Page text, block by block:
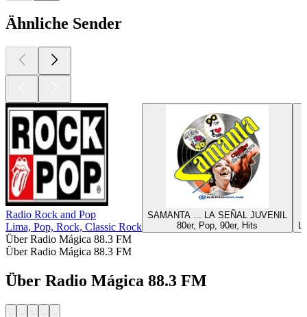
Ähnliche Sender
Radio Rock and Pop
Lima, Pop, Rock, Classic Rock
SAMANTA ... LA SEÑAL JUVENIL
80er, Pop, 90er, Hits
Über Radio Mágica 88.3 FM
Über Radio Mágica 88.3 FM
Über Radio Mágica 88.3 FM